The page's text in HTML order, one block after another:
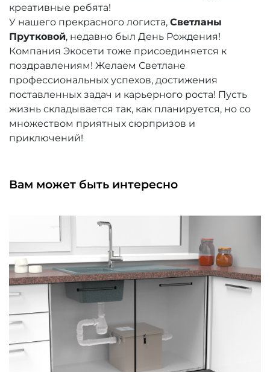
креативные ребята!
У нашего прекрасного логиста, Светланы
Прутковой, недавно был День Рождения!
Компания Экосети тоже присоединяется к
поздравлениям! Желаем Светлане
профессиональных успехов, достижения
поставленных задач и карьерного роста! Пусть
жизнь складывается так, как планируется, но со
множеством приятных сюрпризов и
приключений!
Вам может быть интересно